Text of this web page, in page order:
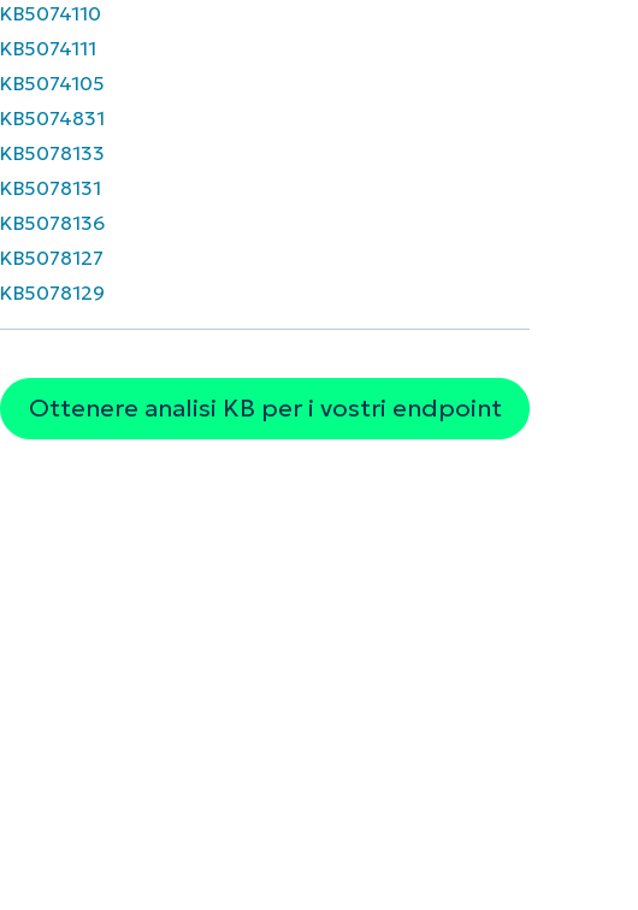
KB5074110
KB5074111
KB5074105
KB5074831
KB5078133
KB5078131
KB5078136
KB5078127
KB5078129
Ottenere analisi KB per i vostri endpoint